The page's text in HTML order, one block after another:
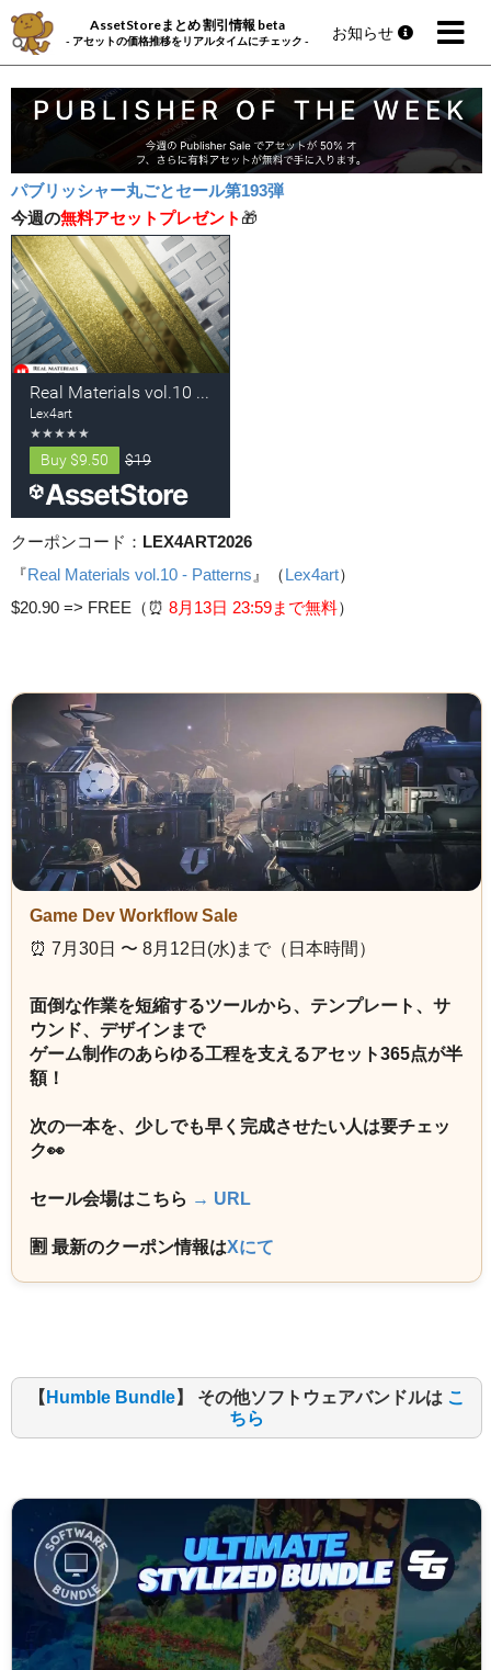
AssetStoreまとめ 割引情報 beta
- アセットの価格推移をリアルタイムにチェック - お知らせ
パブリッシャー丸ごとセール第193弾
今週の無料アセットプレゼント 🎁
クーポンコード： LEX4ART2026
『Real Materials vol.10 - Patterns 』（Lex4art）
$20.90 => FREE（⏰️ 8月13日 23:59まで無料）
Game Dev Workflow Sale
⏰️ 7月30日 〜 8月12日(水)まで（日本時間）
面倒な作業を短縮するツールから、テンプレート、サ
ウンド、デザインまで
ゲーム制作のあらゆる工程を支えるアセット365点が半
額！
次の一本を、少しでも早く完成させたい人は要チェッ
ク👀
セール会場はこちら → URL
🈹 最新のクーポン情報はXにて
【 Humble Bundle】 その他ソフトウェアバンドルは こ
ちら